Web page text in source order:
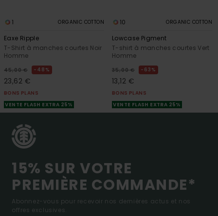
1 ORGANIC COTTON
Eaxe Ripple
T-Shirt à manches courtes Noir
Homme
45,00 € 48%
23,62 €
BONS PLANS
VENTE FLASH EXTRA 25%
10 ORGANIC COTTON
Lowcase Pigment
T-shirt à manches courtes Vert
Homme
35,00 € 63%
13,12 €
BONS PLANS
VENTE FLASH EXTRA 25%
15% SUR VOTRE
PREMIÈRE COMMANDE*
Abonnez-vous pour recevoir nos dernières actus et nos
offres exclusives.